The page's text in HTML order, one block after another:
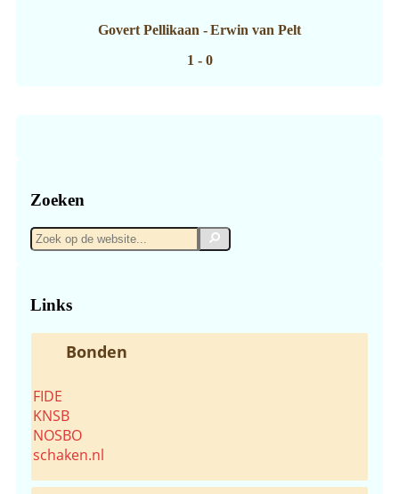
Govert Pellikaan - Erwin van Pelt
1 - 0
Zoeken
Zoek
op
Zoek
Links
Bonden
FIDE
KNSB
NOSBO
schaken.nl